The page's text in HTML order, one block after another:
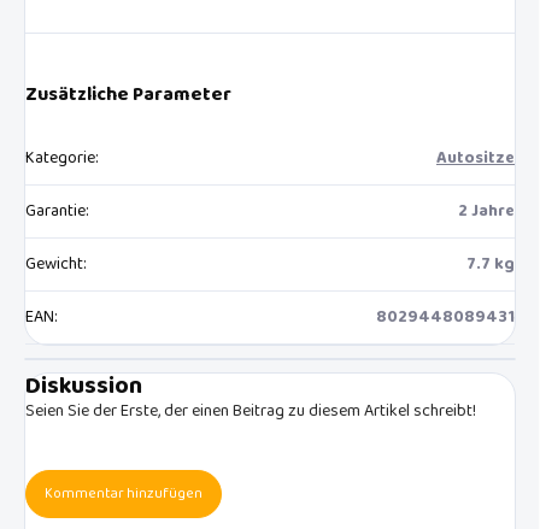
Zusätzliche Parameter
Kategorie:
Autositze
Garantie:
2 Jahre
Gewicht:
7.7 kg
EAN: 8029448089431
Diskussion
Seien Sie der Erste, der einen Beitrag zu diesem Artikel schreibt!
Kommentar hinzufügen